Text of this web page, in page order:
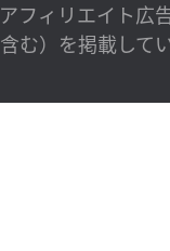
フィリエイト広
む）を掲載して